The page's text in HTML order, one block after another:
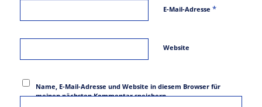
E-Mail-Adresse *
Website
Name, E-Mail-Adresse und Website in diesem Browser für
meinen nächsten Kommentar speichern.